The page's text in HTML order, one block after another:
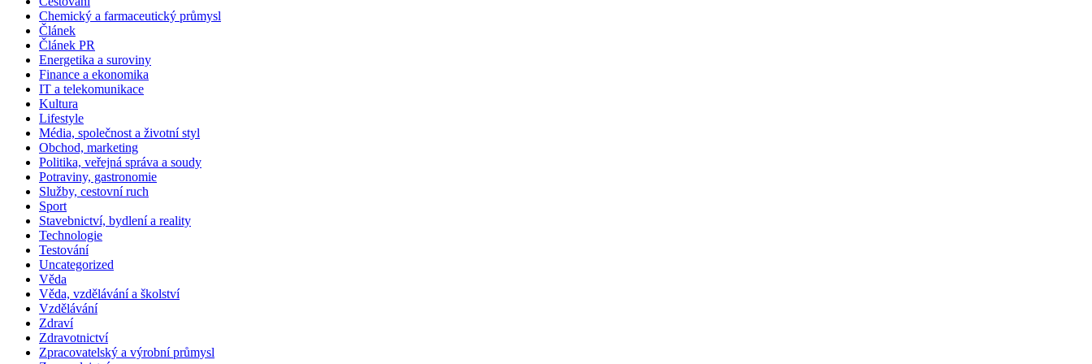
Chemický a farmaceutický průmysl
Článek
Článek PR
Energetika a suroviny
Finance a ekonomika
IT a telekomunikace
Kultura
Lifestyle
Média, společnost a životní styl
Obchod, marketing
Politika, veřejná správa a soudy
Potraviny, gastronomie
Služby, cestovní ruch
Sport
Stavebnictví, bydlení a reality
Technologie
Testování
Uncategorized
Věda
Věda, vzdělávání a školství
Vzdělávání
Zdraví
Zdravotnictví
Zpracovatelský a výrobní průmysl